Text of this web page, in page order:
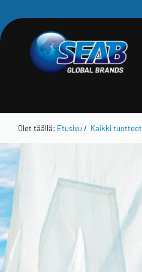
to
content
Olet täällä: Etusivu / Kaikki tuotteet